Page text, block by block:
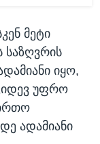
მეტი
საზღვრის
იყო,
უფრო
ადამიანი